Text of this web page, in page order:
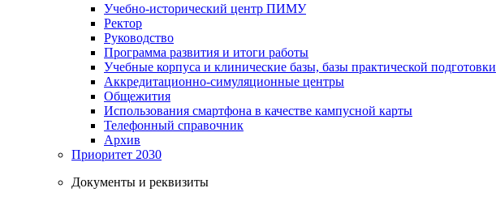
Учебно-исторический центр ПИМУ
Ректор
Руководство
Программа развития и итоги работы
Учебные корпуса и клинические базы, базы практической подготовки
Аккредитационно-симуляционные центры
Общежития
Использования смартфона в качестве кампусной карты
Телефонный справочник
Архив
Приоритет 2030
Документы и реквизиты